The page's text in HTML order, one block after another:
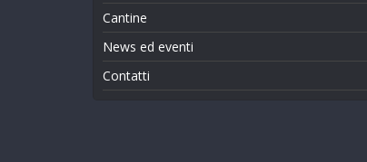
Cantine
News ed eventi
Contatti